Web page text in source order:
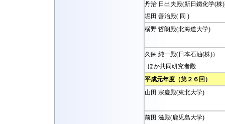
丹治 日出夫殿(新日鐵化学(株
堀田 善治殿( 同 )
横野 哲朗殿(北海道大学)
久保 純一殿(日本石油(株)）
ほか共同研究者殿
平成元年度（第２６回）
山田 宗慶殿(東北大学)
前田 滋殿(鹿児島大学)